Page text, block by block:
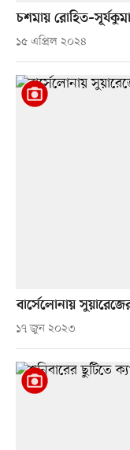
চশমায়
১৫ এপ্রিল ২০২৪
বার্সেলোনায়
১৭ জুন ২০২৩